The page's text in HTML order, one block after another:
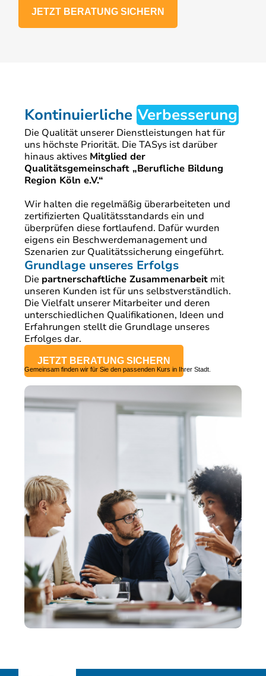
JETZT BERATUNG SICHERN
Kontinuierliche Verbesserung
Die Qualität unserer Dienstleistungen hat für
uns höchste Priorität. Die TASys ist darüber
hinaus aktives Mitglied der
Qualitätsgemeinschaft „Berufliche Bildung
Region Köln e.V.“
Wir halten die regelmäßig überarbeiteten und
zertifizierten Qualitätsstandards ein und
überprüfen diese fortlaufend. Dafür wurden
eigens ein Beschwerdemanagement und
Szenarien zur Qualitätssicherung eingeführt.
Grundlage unseres Erfolgs
Die partnerschaftliche Zusammenarbeit mit
unseren Kunden ist für uns selbstverständlich.
Die Vielfalt unserer Mitarbeiter und deren
unterschiedlichen Qualifikationen, Ideen und
Erfahrungen stellt die Grundlage unseres
Erfolges dar.
JETZT BERATUNG SICHERN
Gemeinsam finden wir für Sie den passenden Kurs in Ihrer Stadt.